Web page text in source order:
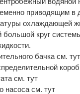
приводящим в
охлаждающей
круг
бачка см. тут
см. тут
насоса см. тут